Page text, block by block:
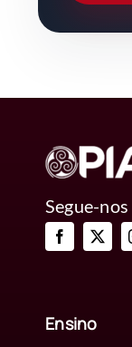
Segue-nos
Ensino